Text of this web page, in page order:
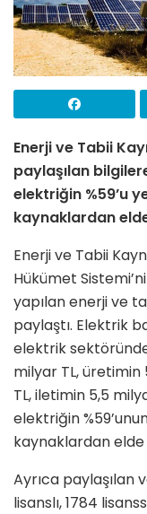
Enerji ve Tabii
paylaşılan
elektriğin %59’u
kaynaklardan
Enerji ve Tabii
Hükümet
yapılan enerji ve
paylaştı. Elektrik
elektrik
milyar TL, üretimin
TL, iletimin 5,5
elektriğin
kaynaklardan elde
Ayrıca paylaşılan
lisanslı, 1784